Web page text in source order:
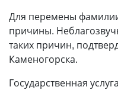
Для перемены
причины.
таких причин,
Каменогорска.
Государственная